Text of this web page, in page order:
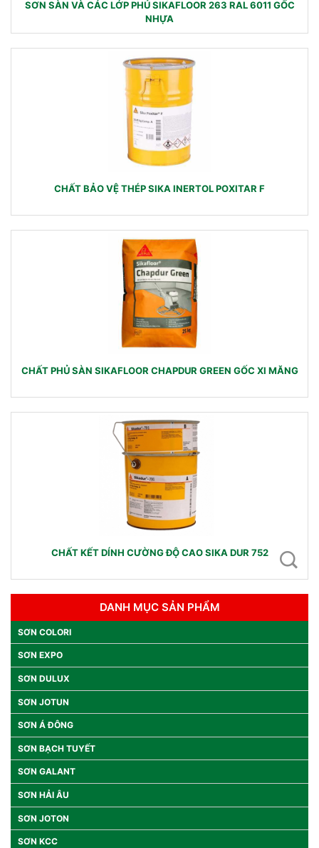
SƠN SÀN VÀ CÁC LỚP PHỦ SIKAFLOOR 263 RAL 6011 GỐC
NHỰA
CHẤT BẢO VỆ THÉP SIKA INERTOL POXITAR F
CHẤT PHỦ SÀN SIKAFLOOR CHAPDUR GREEN GỐC XI MĂNG
CHẤT KẾT DÍNH CƯỜNG ĐỘ CAO SIKA DUR 752
DANH MỤC SẢN PHẨM
SƠN COLORI
SƠN EXPO
SƠN DULUX
SƠN JOTUN
SƠN Á ĐÔNG
SƠN BẠCH TUYẾT
SƠN GALANT
SƠN HẢI ÂU
SƠN JOTON
SƠN KCC